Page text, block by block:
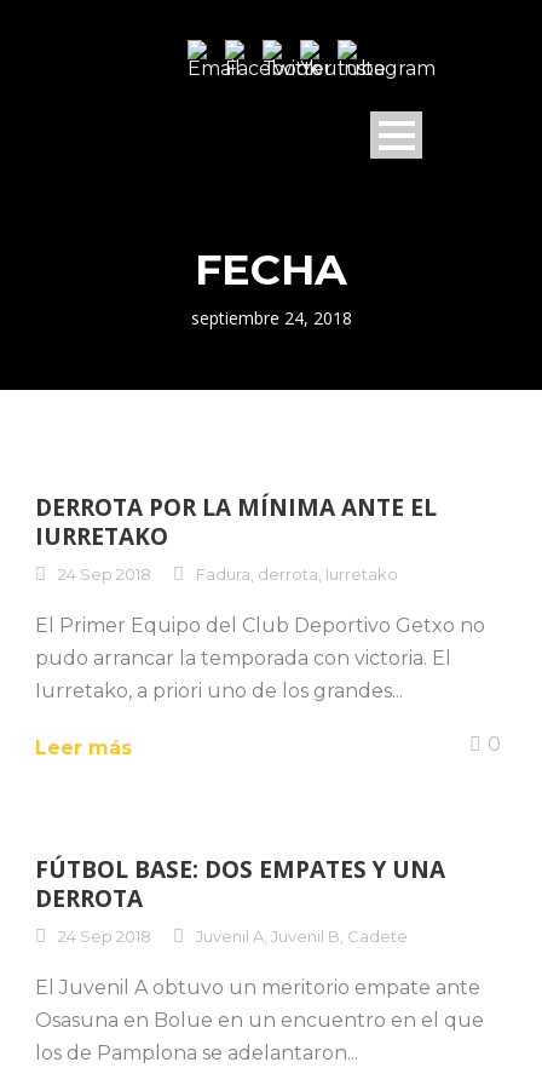
FECHA
septiembre 24, 2018
DERROTA POR LA MÍNIMA ANTE EL
IURRETAKO
24 Sep 2018 Fadura derrota Iurretako
El Primer Equipo del Club Deportivo Getxo no
pudo arrancar la temporada con victoria. El
Iurretako, a priori uno de los grandes...
Leer más 0
FÚTBOL BASE: DOS EMPATES Y UNA
DERROTA
24 Sep 2018 Juvenil A Juvenil B Cadete
El Juvenil A obtuvo un meritorio empate ante
Osasuna en Bolue en un encuentro en el que
los de Pamplona se adelantaron...